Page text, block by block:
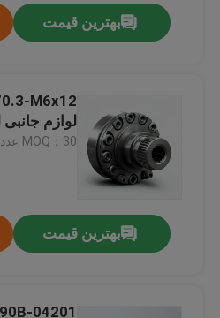
خونه
ویدیو
تور کارخانه
بهترین قیمت
لوازم
MOQ：30 عدد
بهترین قیمت